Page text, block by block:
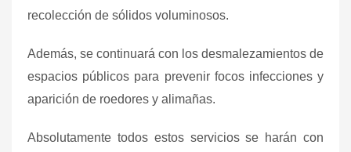
recolección de sólidos voluminosos.
Además, se continuará con los desmalezamientos de
espacios públicos para prevenir focos infecciones y
aparición de roedores y alimañas.
Absolutamente todos estos servicios se harán con